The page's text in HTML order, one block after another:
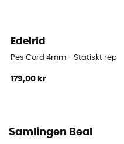
Längd
Edelrid
Pes Cord 4mm - Statiskt rep
179,00 kr
Samlingen Beal